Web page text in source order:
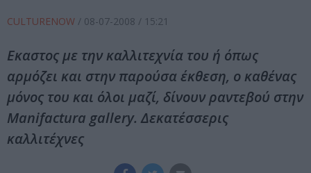
CULTURENOW / 08-07-2008 / 15:21
Εκαστος με την καλλιτεχνία του ή όπως
αρμόζει και στην παρούσα έκθεση, ο καθένας
μόνος του και όλοι μαζί, δίνουν ραντεβού στην
Manifactura gallery. Δεκατέσσερις
καλλιτέχνες